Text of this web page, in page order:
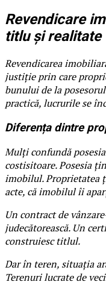
Revendicare
titlu și realitate
Revendicarea
justiție prin care
bunului de la
practică, lucrurile se
Diferența dintre
Mulți confundă
costisitoare. Posesia
imobilul. Proprietatea
acte, că imobilul îi
Un contract de
judecătorească. Un
construiesc titlul.
Dar în teren, situația
Terenuri lucrate de